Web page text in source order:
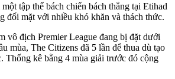
tập thể bách chiến bách thắng tại Etihad
đối mặt với nhiều khó khăn và thách thức.
vô địch Premier League đang bị đặt dưới
mùa, The Citizens đã 5 lần để thua dù tạo
Thống kê bằng 4 mùa giải trước đó cộng